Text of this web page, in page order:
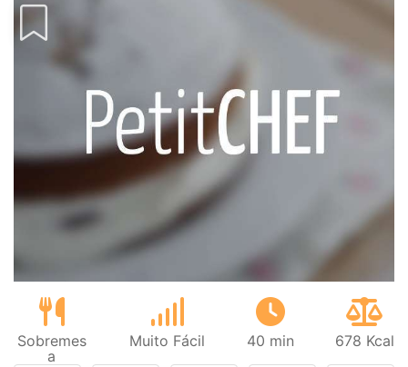
Sobremes
a
Muito Fácil 40 min 678 Kcal